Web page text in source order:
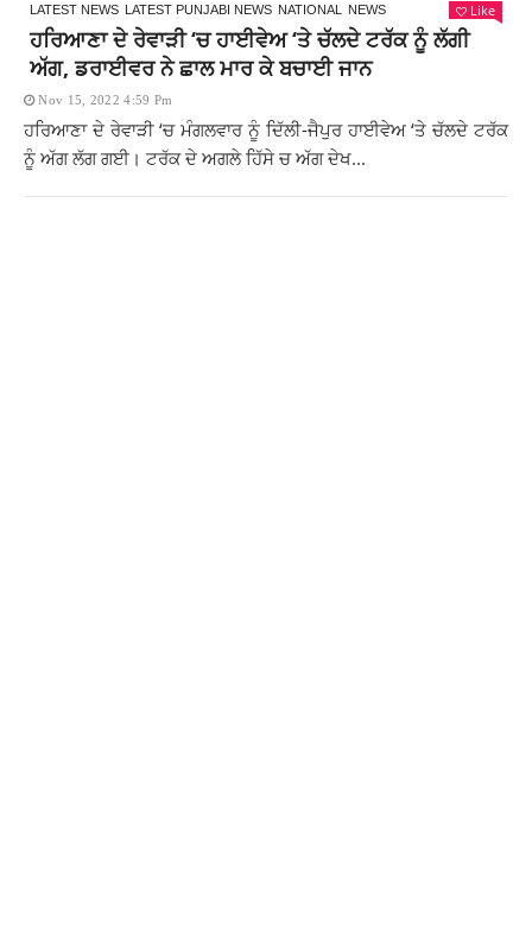
LATEST NEWS LATEST PUNJABI NEWS NATIONAL NEWS Like
ਹਰਿਆਣਾ ਦੇ ਰੇਵਾੜੀ ‘ਚ ਹਾਈਵੇਅ ‘ਤੇ ਚੱਲਦੇ ਟਰੱਕ ਨੂੰ ਲੱਗੀ
ਅੱਗ, ਡਰਾਈਵਰ ਨੇ ਛਾਲ ਮਾਰ ਕੇ ਬਚਾਈ ਜਾਨ
Nov 15, 2022 4:59 Pm
ਹਰਿਆਣਾ ਦੇ ਰੇਵਾੜੀ ‘ਚ ਮੰਗਲਵਾਰ ਨੂੰ ਦਿੱਲੀ-ਜੈਪੁਰ ਹਾਈਵੇਅ ‘ਤੇ ਚੱਲਦੇ ਟਰੱਕ
ਨੂੰ ਅੱਗ ਲੱਗ ਗਈ। ਟਰੱਕ ਦੇ ਅਗਲੇ ਹਿੱਸੇ ਚ ਅੱਗ ਦੇਖ...